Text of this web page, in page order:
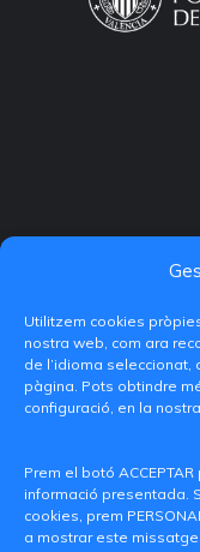
Utilitzem cookies
nostra web, com ara
de l’idioma
pàgina. Pots obtindre
configuració, en la
Prem el botó
informació presentada.
cookies, prem
a mostrar este missatge.
C/